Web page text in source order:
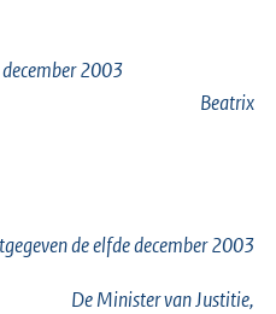
2003
Beatrix
deelfdedecember 2003
De Minister van Justitie,